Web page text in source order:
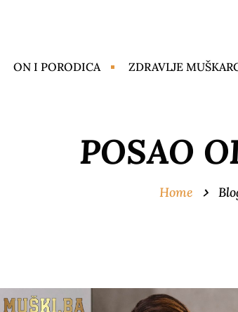
ON I PORODICA ZDRAVLJE
POSAO
Home